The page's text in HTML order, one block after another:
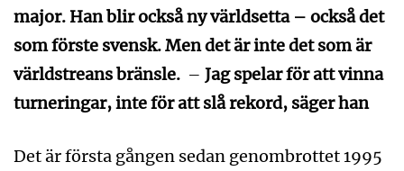
major. Han blir också ny världsetta – också det
som förste svensk. Men det är inte det som är
världstreans bränsle. – Jag spelar för att vinna
turneringar, inte för att slå rekord, säger han
Det är första gången sedan genombrottet 1995